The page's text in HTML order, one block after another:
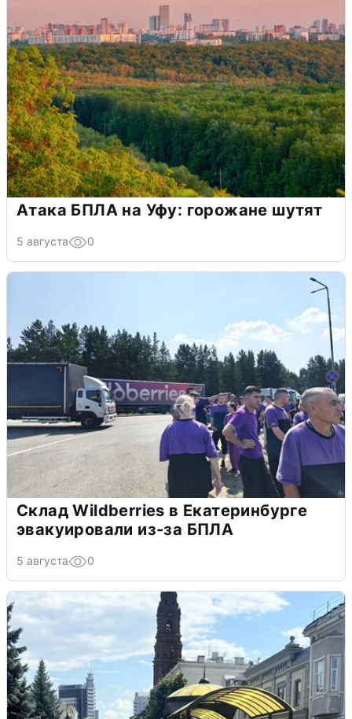
Атака БПЛА на Уфу: горожане шутят
5 августа 0
Склад Wildberries в Екатеринбурге
эвакуировали из-за БПЛА
5 августа 0